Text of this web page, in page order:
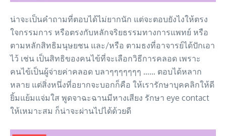
น่าจะเป็นคำถามที่ตอบได้ไม่ยากนัก แต่จะตอบยังไงให้ตรง
ใจกรรมการ หรือตรงกับหลักจริยธรรมทางการแพทย์ หรือ
ตามหลักสิทธิมนุษยชน และ/หรือ ตามธงที่อาจารย์ได้ปักเอา
ไว้ เช่น เป็นสิทธิของคนไข้ที่จะเลือกวิธีการคลอด เพราะ
คนไข้เป็นผู้จ่ายค่าคลอด บลาๆๆๆๆๆๆๆ …… ตอบได้หลาก
หลาย แต่สิ่งหนึ่งที่อยากจะบอกก็คือ ให้เรารักษาบุคคลิกให้ดี
ยิ้มแย้มแจ่มใส พูดจาฉะฉานมีหางเสียง รักษา eye contact
ให้เหมาะสม ก็น่าจะผ่านไปได้ด้วยดี